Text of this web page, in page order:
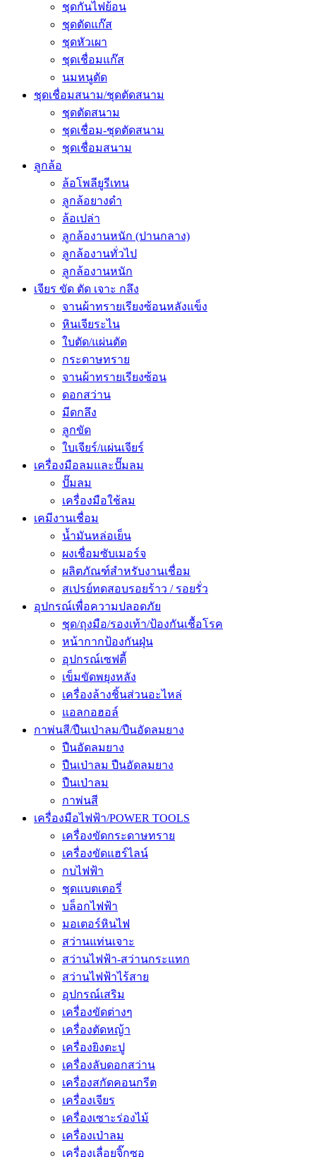
ชุดกันไฟย้อน
ชุดตัดแก๊ส
ชุดหัวเผา
ชุดเชื่อมแก๊ส
นมหนูตัด
ชุดเชื่อมสนาม/ชุดตัดสนาม
ชุดตัดสนาม
ชุดเชื่อม-ชุดตัดสนาม
ชุดเชื่อมสนาม
ลูกล้อ
ล้อโพลียูรีเทน
ลูกล้อยางดำ
ล้อเปล่า
ลูกล้องานหนัก (ปานกลาง)
ลูกล้องานทั่วไป
ลูกล้องานหนัก
เจียร ขัด ตัด เจาะ กลึง
จานผ้าทรายเรียงซ้อนหลังแข็ง
หินเจียระไน
ใบตัด/แผ่นตัด
กระดาษทราย
จานผ้าทรายเรียงซ้อน
ดอกสว่าน
มีดกลึง
ลูกขัด
ใบเจียร์/แผ่นเจียร์
เครื่องมือลมและปั๊มลม
ปั๊มลม
เครื่องมือใช้ลม
เคมีงานเชื่อม
น้ำมันหล่อเย็น
ผงเชื่อมซับเมอร์จ
ผลิตภัณฑ์สำหรับงานเชื่อม
สเปรย์ทดสอบรอยร้าว / รอยรั่ว
อุปกรณ์เพื่อความปลอดภัย
ชุด/ถุงมือ/รองเท้า/ป้องกันเชื้อโรค
หน้ากากป้องกันฝุ่น
อุปกรณ์เซฟตี้
เข็มขัดพยุงหลัง
เครื่องล้างชิ้นส่วนอะไหล่
แอลกอฮอล์
กาพ่นสี/ปืนเป่าลม/ปืนอัดลมยาง
ปืนอัดลมยาง
ปืนเป่าลม ปืนอัดลมยาง
ปืนเป่าลม
กาพ่นสี
เครื่องมือไฟฟ้า/POWER TOOLS
เครื่องขัดกระดาษทราย
เครื่องขัดแฮร์ไลน์
กบไฟฟ้า
ชุดแบตเตอรี่
บล็อกไฟฟ้า
มอเตอร์หินไฟ
สว่านแท่นเจาะ
สว่านไฟฟ้า-สว่านกระแทก
สว่านไฟฟ้าไร้สาย
อุปกรณ์เสริม
เครื่องขัดต่างๆ
เครื่องตัดหญ้า
เครื่องยิงตะปู
เครื่องลับดอกสว่าน
เครื่องสกัดคอนกรีต
เครื่องเจียร
เครื่องเซาะร่องไม้
เครื่องเป่าลม
เครื่องเลื่อยจิ๊กซอ